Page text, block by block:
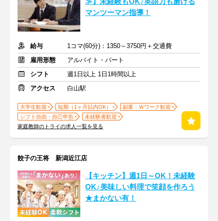
マンツーマン指導！
給与
1コマ(60分)：1350～3750円＋交通費
雇用形態
アルバイト・パート
シフト
週1日以上 1日1時間以上
アクセス
白山駅
大学生歓迎 短期（1ヶ月以内OK）
副業・Ｗワーク歓迎
シフト自由・自己申告
未経験者歓迎
家庭教師のトライの求人一覧を見る
餃子の王将 新潟近江店
【キッチン】週1日～OK！未経験
OK♪美味しい料理で笑顔を作ろう
★まかない有！